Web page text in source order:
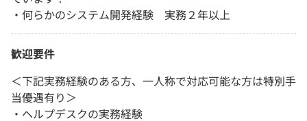
・何らかのシステム開発経験 実務２年以上
歓迎要件
＜下記実務経験のある方、一人称で対応可能な方は特別手
当優遇有り＞
・ヘルプデスクの実務経験